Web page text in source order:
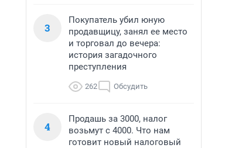
3
Покупатель убил юную
продавщицу, занял ее место
и торговал до вечера:
история загадочного
преступления
262 Обсудить
4
Продашь за 3000, налог
возьмут с 4000. Что нам
готовит новый налоговый